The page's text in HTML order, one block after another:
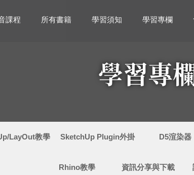
課程 所有書籍 學習須知 學習專欄
學習專
LayOut教學 SketchUp Plugin外掛 D5渲染器
Rhino教學 資訊分享與下載